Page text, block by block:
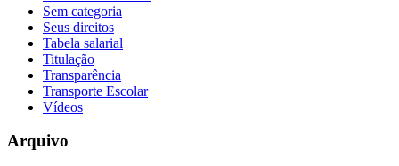
Sem categoria
Seus direitos
Tabela salarial
Titulação
Transparência
Transporte Escolar
Vídeos
Arquivo